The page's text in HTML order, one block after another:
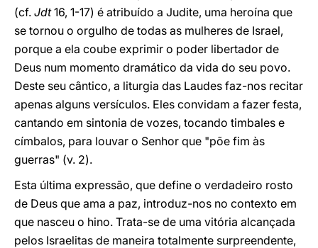
(cf. Jdt16, 1-17) é atribuído a Judite, uma heroína que
se tornou o orgulho de todas as mulheres de Israel,
porque a ela coube exprimir o poder libertador de
Deus num momento dramático da vida do seu povo.
Deste seu cântico, a liturgia das Laudes faz-nos recitar
apenas alguns versículos. Eles convidam a fazer festa,
cantando em sintonia de vozes, tocando timbales e
címbalos, para louvar o Senhor que "põe fim às
guerras" (v. 2).
Esta última expressão, que define o verdadeiro rosto
de Deus que ama a paz, introduz-nos no contexto em
que nasceu o hino. Trata-se de uma vitória alcançada
pelos Israelitas de maneira totalmente surpreendente,